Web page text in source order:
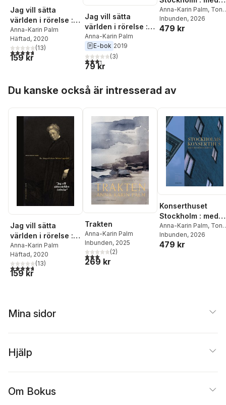
Jag vill sätta
världen i rörelse :
en biografi över
Selma Lagerlöf
Anna-Karin Palm
Häftad, 2020
4,7utav 5 stjärnor. Totalt antal röster:
(13)
159 kr
Jag vill sätta
världen i rörelse :
en biografi över
Selma Lagerlöf
Anna-Karin Palm
E-bok 2019
3,3utav 5 stjärnor. Totalt antal röster:
(3)
79 kr
det röda hjärtat
Anna-Karin Palm, Tony
Lundman, Bo
Madestrand
Inbunden, 2026
479 kr
Du kanske också är intresserad av
Jag vill sätta
världen i rörelse :
en biografi över
Selma Lagerlöf
Anna-Karin Palm
Häftad, 2020
4,7utav 5 stjärnor. Totalt antal röster:
(13)
159 kr
Trakten
Anna-Karin Palm
Inbunden, 2025
3,0utav 5 stjärnor. Totalt antal röster:
(2)
269 kr
Konserthuset
Stockholm : med
det röda hjärtat
Anna-Karin Palm, Tony
Lundman, Bo
Madestrand
Inbunden, 2026
479 kr
Mina sidor
Hjälp
Om Bokus